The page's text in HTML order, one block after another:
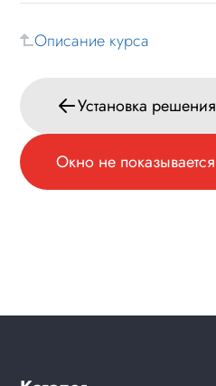
Описание курса
Установка решения
Окно не показывается